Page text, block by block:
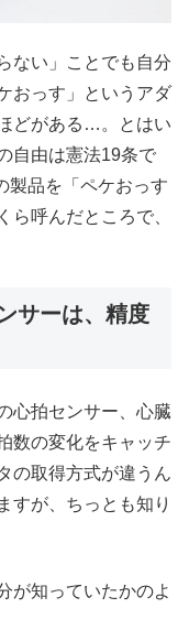
ない」ことでも自分
おっす」というアダ
どがある…。とはい
自由は憲法19条で
製品を「ペケおっす
ら呼んだところで、
サーは、精度
心拍センサー、心臓
数の変化をキャッチ
の取得方式が違うん
すが、ちっとも知り
が知っていたかのよ